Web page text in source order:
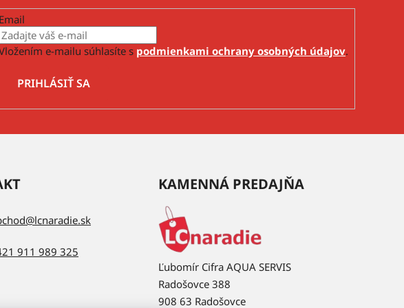
Email
e-mailu súhlasíte s podmienkami ochrany osobných údajov.
PRIHLÁSIŤ SA
@lcnaradie.sk
911 989 325
KAMENNÁ PREDAJŇA
Ľubomír Cifra AQUA SERVIS
Radošovce 388
908 63 Radošovce